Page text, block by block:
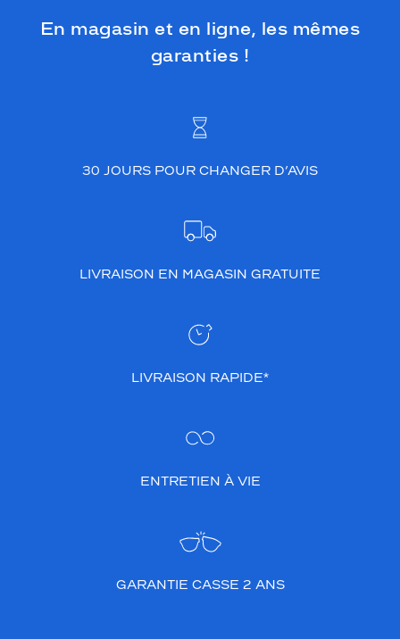
En magasin et en ligne, les mêmes
garanties !
30 JOURS POUR CHANGER D’AVIS
LIVRAISON EN MAGASIN GRATUITE
LIVRAISON RAPIDE*
ENTRETIEN À VIE
GARANTIE CASSE 2 ANS